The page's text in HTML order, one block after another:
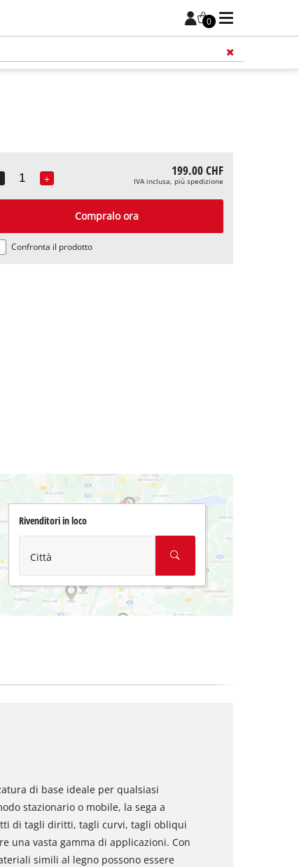
0
Quantity
+ 199.00 CHF
IVA inclusa, più spedizione
Compralo ora
Confronta il prodotto
Rivenditori in loco
Città
di base ideale per qualsiasi
stazionario o mobile, la sega a
di tagli diritti, tagli curvi, tagli obliqui
una vasta gamma di applicazioni. Con
simili al legno possono essere